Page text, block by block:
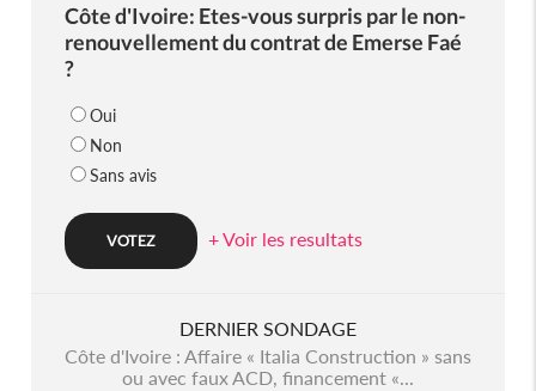
Côte d'Ivoire: Etes-vous surpris par le non-
renouvellement du contrat de Emerse Faé
?
Oui
Non
Sans avis
+ Voir les resultats
DERNIER SONDAGE
Côte d'Ivoire : Affaire « Italia Construction » sans
ou avec faux ACD, financement «...